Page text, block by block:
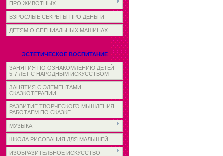
ПРО ЖИВОТНЫХ
ВЗРОСЛЫЕ СЕКРЕТЫ ПРО ДЕНЬГИ
ДЕТЯМ О СПЕЦИАЛЬНЫХ МАШИНАХ
ЭСТЕТИЧЕСКОЕ ВОСПИТАНИЕ
ЗАНЯТИЯ ПО ОЗНАКОМЛЕНИЮ ДЕТЕЙ
5-7 ЛЕТ С НАРОДНЫМ ИСКУССТВОМ
ЗАНЯТИЯ С ЭЛЕМЕНТАМИ
СКАЗКОТЕРАПИИ
РАЗВИТИЕ ТВОРЧЕСКОГО МЫШЛЕНИЯ.
РАБОТАЕМ ПО СКАЗКЕ
МУЗЫКА
ШКОЛА РИСОВАНИЯ ДЛЯ МАЛЫШЕЙ
ИЗОБРАЗИТЕЛЬНОЕ ИСКУССТВО